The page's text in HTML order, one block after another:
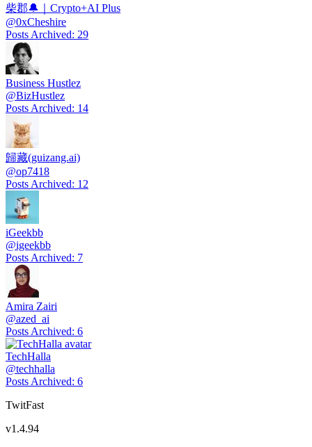
柴郡🔔｜Crypto+AI Plus
@0xCheshire
Posts Archived: 29
Business Hustlez
@BizHustlez
Posts Archived: 14
歸藏(guizang.ai)
@op7418
Posts Archived: 12
iGeekbb
@igeekbb
Posts Archived: 7
Amira Zairi
@azed_ai
Posts Archived: 6
TechHalla
@techhalla
Posts Archived: 6
TwitFast
v1.4.94